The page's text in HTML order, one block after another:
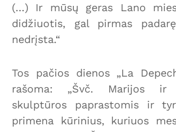
(…) Ir mūsų geras Lano
didžiuotis, gal pirmas
nedrįsta.“
Tos pačios dienos „La
rašoma: „Švč. Marijos ir
skulptūros paprastomis ir
primena kūrinius, kuriuos